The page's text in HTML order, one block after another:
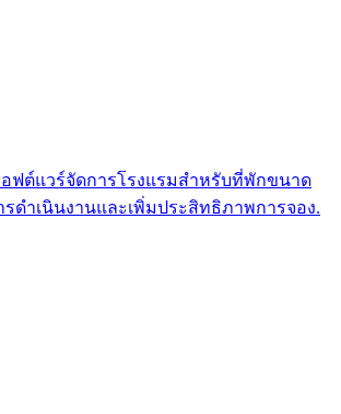
อฟต์แวร์จัดการโรงแรมสำหรับที่พักขนาด
รดำเนินงานและเพิ่มประสิทธิภาพการจอง.